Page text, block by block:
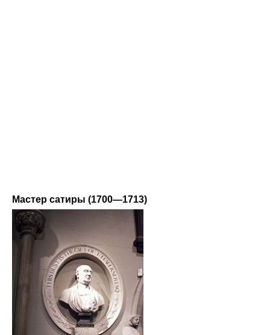
Мастер сатиры (1700—1713)